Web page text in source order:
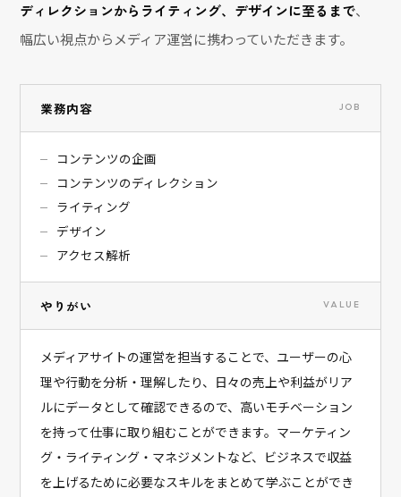
ディレクションからライティング、デザインに至るまで、
幅広い視点からメディア運営に携わっていただきます。
業務内容 JOB
コンテンツの企画
コンテンツのディレクション
ライティング
デザイン
アクセス解析
やりがい VALUE
メディアサイトの運営を担当することで、ユーザーの心
理や行動を分析・理解したり、日々の売上や利益がリア
ルにデータとして確認できるので、高いモチベーション
を持って仕事に取り組むことができます。マーケティン
グ・ライティング・マネジメントなど、ビジネスで収益
を上げるために必要なスキルをまとめて学ぶことができ